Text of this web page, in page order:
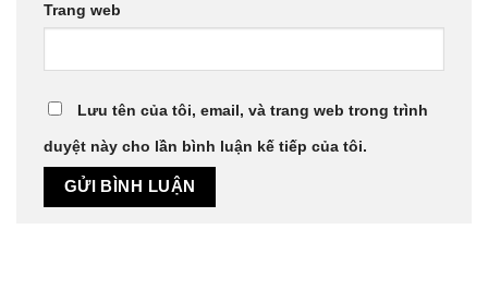
Trang web
Lưu tên của tôi, email, và trang web trong trình
duyệt này cho lần bình luận kế tiếp của tôi.